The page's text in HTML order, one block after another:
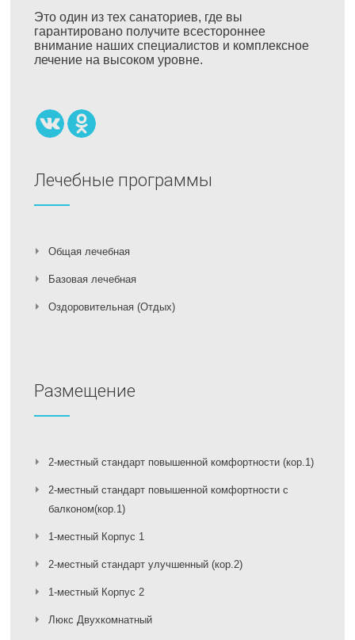
Это один из тех санаториев, где вы
гарантировано получите всестороннее
внимание наших специалистов и комплексное
лечение на высоком уровне.
Лечебные программы
Общая лечебная
Базовая лечебная
Оздоровительная (Отдых)
Размещение
2-местный стандарт повышенной комфортности (кор.1)
2-местный стандарт повышенной комфортности с
балконом(кор.1)
1-местный Корпус 1
2-местный стандарт улучшенный (кор.2)
1-местный Корпус 2
Люкс Двухкомнатный